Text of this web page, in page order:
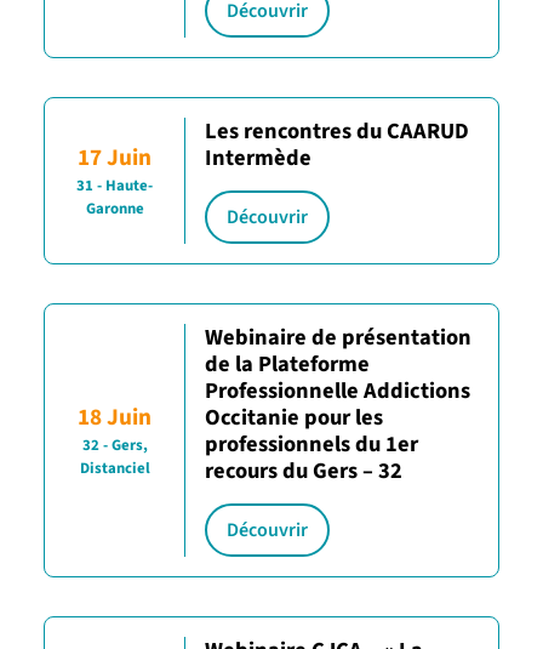
Découvrir
17 Juin
31 - Haute-
Garonne
Les rencontres du CAARUD
Intermède
Découvrir
18 Juin
32 - Gers,
Distanciel
Webinaire de présentation
de la Plateforme
Professionnelle Addictions
Occitanie pour les
professionnels du 1er
recours du Gers – 32
Découvrir